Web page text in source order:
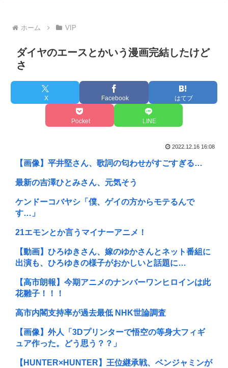
ホーム VIP
ダイヤのエースとかいう漫画完結したけど
さ
X Facebook はてブ
Pocket LINE
2022.12.16 16:08
【画像】平井堅さん、歌詞の匂わせがすごすぎる…
最新の吉澤ひとみさん、元気そう
ケンドーコバヤシ「僕、ゲイの方からモテるんで
す…」
21エモンとか言うマイナーアニメ！
【動画】ひろゆきさん、嫁のゆかさんとネット番組に
出演も、ひろゆきの様子がおかしいと話題に…
【高市朗報】今期アニメのナンバーワンヒロインは此
花雛子！！！
高市内閣支持率が過去最低 NHK世論調査
【画像】外人「3Dプリンターで悟空の等身大フィギ
ュア作った。どう思う？？」
【HUNTER×HUNTER】王位継承戦、ベンジャミンが